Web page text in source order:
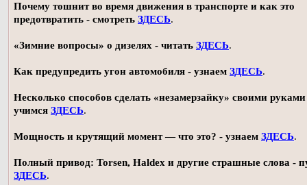
Почему тошнит во время движения в транспорте и как это
предотвратить - смотреть ЗДЕСЬ.
«Зимние вопросы» о дизелях - читать ЗДЕСЬ.
Как предупредить угон автомобиля - узнаем ЗДЕСЬ.
Несколько способов сделать «незамерзайку» своими
учимся ЗДЕСЬ.
Мощность и крутящий момент — что это? - узнаем ЗДЕСЬ.
Полный привод: Torsen, Haldex и другие страшные слова -
ЗДЕСЬ.